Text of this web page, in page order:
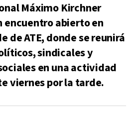
Máximo Kirchner
encuentro abierto en
de ATE, donde se reunirá
sindicales y
en una actividad
viernes por la tarde.